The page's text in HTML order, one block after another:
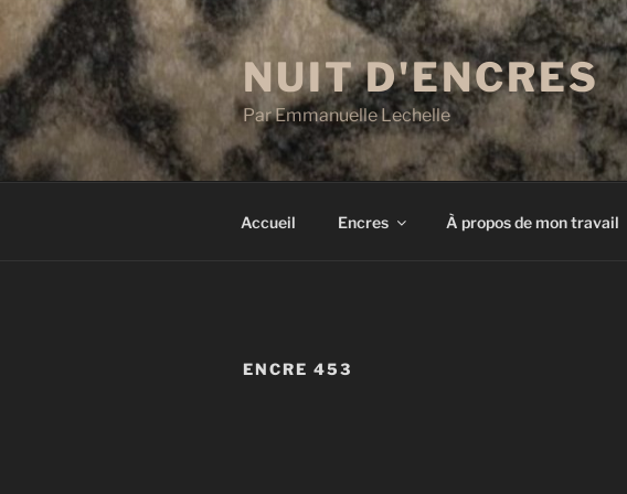
contenu
principal
NUIT D'ENCRES
Par Emmanuelle Lechelle
Accueil Encres À propos de mon travail
ENCRE 453